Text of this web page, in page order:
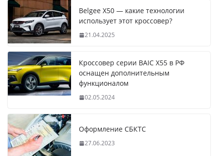
Belgee X50 — какие технологии
использует этот кроссовер?
21.04.2025
Кроссовер серии BAIC X55 в РФ
оснащен дополнительным
функционалом
02.05.2024
Оформление СБКТС
27.06.2023